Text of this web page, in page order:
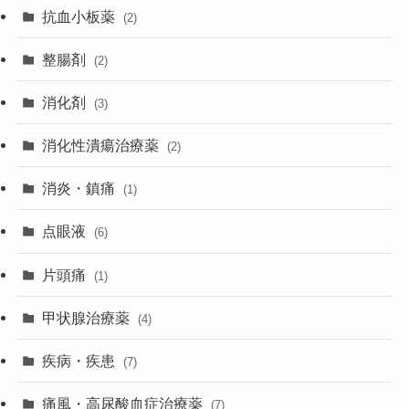
抗血小板薬 (2)
整腸剤 (2)
消化剤 (3)
消化性潰瘍治療薬 (2)
消炎・鎮痛 (1)
点眼液 (6)
片頭痛 (1)
甲状腺治療薬 (4)
疾病・疾患 (7)
痛風・高尿酸血症治療薬 (7)